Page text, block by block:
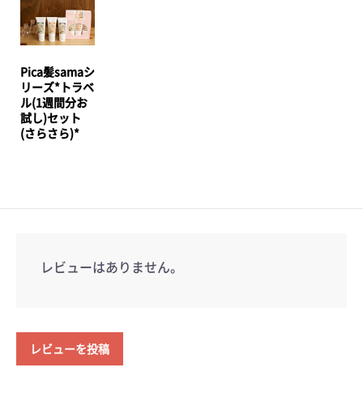
Pica髪samaシ
リーズ*トラベ
ル(1週間分お
試し)セット
(さらさら)*
レビューはありません。
レビューを投稿